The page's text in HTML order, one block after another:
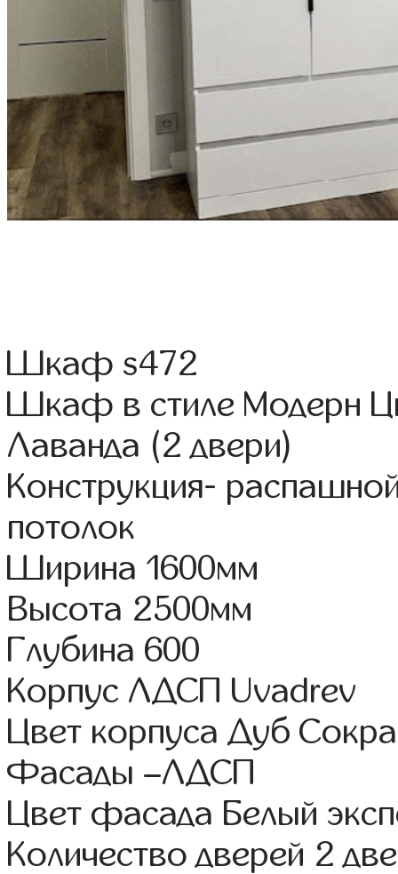
Шкаф s472
Шкаф в стиле Модерн
Лаванда (2 двери)
Конструкция-
потолок
Ширина 1600мм
Высота 2500мм
Глубина 600
Корпус ЛДСП Uvadrev
Цвет корпуса Дуб
Фасады –ЛДСП
Цвет фасада Белый
Количество дверей 2